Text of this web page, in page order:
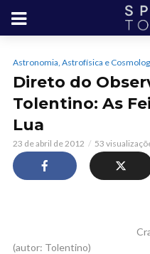
Astronomia, Astrofísica e
Direto do
Tolentino: As
Lua
23 de abril de 2012 53
(autor: Tolentino)